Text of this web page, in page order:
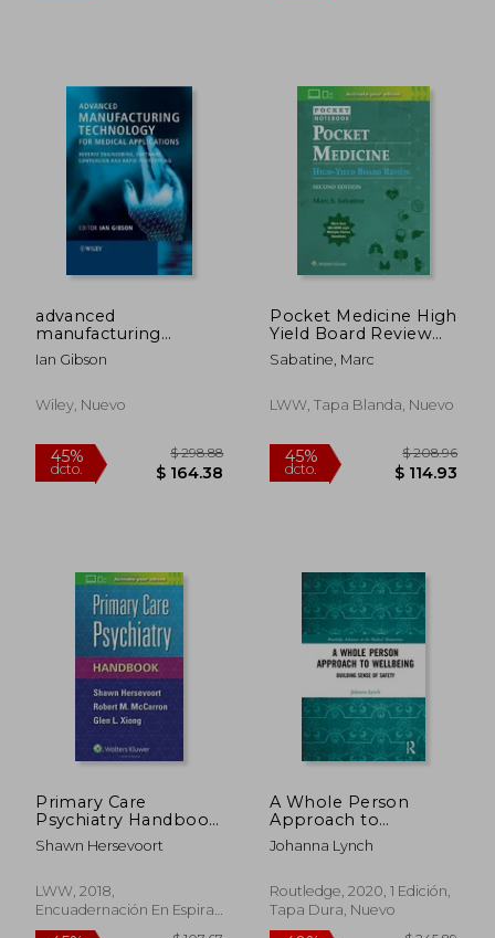
dcto. $ 148.80 dcto.
45% 40%
dcto.
advanced
manufacturing
technology for
medical applications:
software conversion
Ian Gibson
Wiley, Nuevo
Pocket Medicine High
Yield Board Review
(en Inglés)
Sabatine, Marc
LWW, Tapa Blanda, Nuevo
Primary Care
Psychiatry Handbook
(en Inglés)
Shawn Hersevoort
LWW, 2018,
Encuadernación En Espiral,
Nuevo
A Whole Person
Approach to
Wellbeing: Building
Sense of Safety
in the Medical
Humanities) (en
Johanna Lynch
Routledge, 2020, 1 Edición,
Tapa Dura, Nuevo